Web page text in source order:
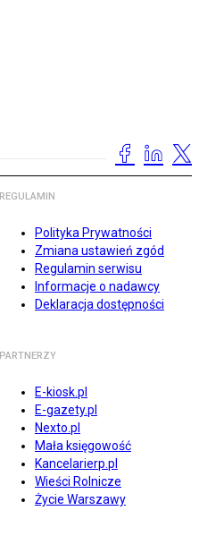
REGULAMIN
Polityka Prywatności
Zmiana ustawień zgód
Regulamin serwisu
Informacje o nadawcy
Deklaracja dostępności
PARTNERZY
E-kiosk.pl
E-gazety.pl
Nexto.pl
Mała księgowość
Kancelarierp.pl
Wieści Rolnicze
Życie Warszawy